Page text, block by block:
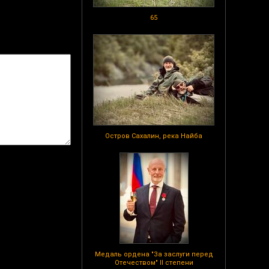
65
Остров Сахалин, река Найба
Медаль ордена "За заслуги перед
Отечеством" II степени